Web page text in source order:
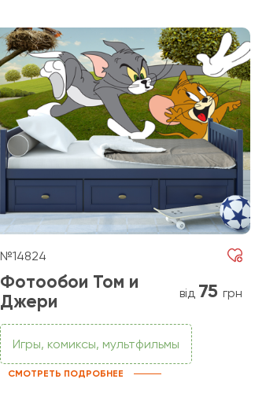
№14824
Фотообои Том и
Джери
від 75 грн
Игры, комиксы, мультфильмы
СМОТРЕТЬ ПОДРОБНЕЕ